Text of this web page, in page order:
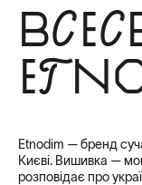
Etnodim — бренд
Києві. Вишивка —
розповідає про